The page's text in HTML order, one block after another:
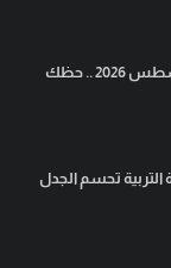
توقعات الأبراج اليوم الأحد 9 أغسطس 2026 .. حظك
الأردن 2026.. وزارة التربية تحسم الجدل